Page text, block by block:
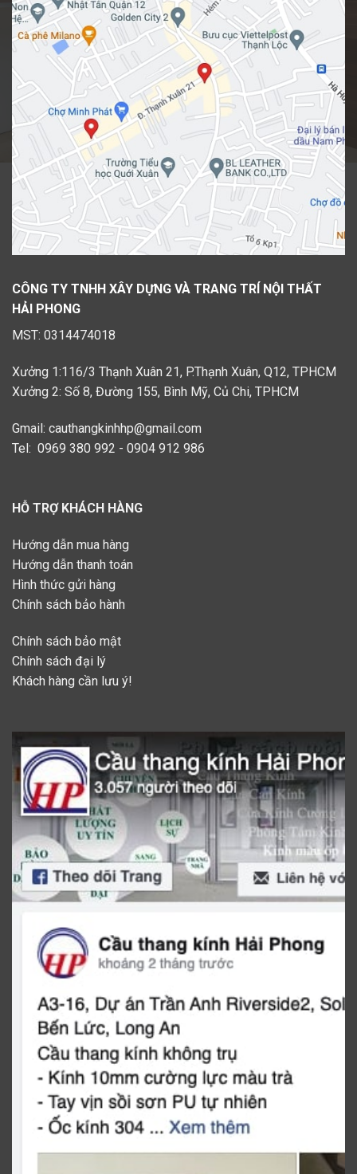
CÔNG TY TNHH XÂY DỰNG VÀ TRANG TRÍ NỘI THẤT
HẢI PHONG
MST: 0314474018
Xưởng 1:116/3 Thạnh Xuân 21, P.Thạnh Xuân, Q12, TPHCM
Xưởng 2: Số 8, Đường 155, Bình Mỹ, Củ Chi, TPHCM
Gmail: cauthangkinhhp@gmail.com
Tel: 0969 380 992 - 0904 912 986
HỖ TRỢ KHÁCH HÀNG
Hướng dẫn mua hàng
Hướng dẫn thanh toán
Hình thức gửi hàng
Chính sách bảo hành
Chính sách bảo mật
Chính sách đại lý
Khách hàng cần lưu ý!